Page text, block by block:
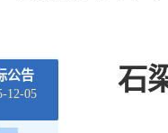
公告
12-05
石